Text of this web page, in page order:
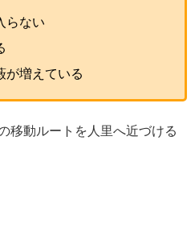
らない
が増えている
移動ルートを人里へ近づける